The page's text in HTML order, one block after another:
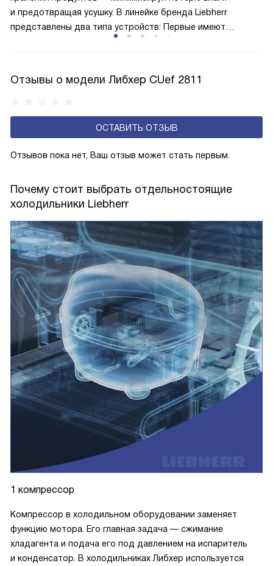
и предотвращая усушку. В линейке бренда Liebherr
представлены два типа устройств: Первые имеют
с панелью, выполняющей функцию «сухой стенки». Такие
эксплуатацию и чаще всего оснащены нулевой зоной
свежести BioFresh 0°C. Они встречаются в сериях Plus,
Отзывы о модели Либхер CUef 2811
ОСТАВИТЬ ОТЗЫВ
Отзывов пока нет, Ваш отзыв может стать первым.
Почему стоит выбрать отдельностоящие
холодильники Liebherr
1 компрессор
Компрессор в холодильном оборудовании заменяет
функцию мотора. Его главная задача — сжимание
хладагента и подача его под давлением на испаритель
и конденсатор. В холодильниках Либхер используется